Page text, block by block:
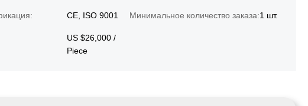
CE, ISO 9001 Минимальное количество заказа:1 шт.
US $26,000 /
Piece